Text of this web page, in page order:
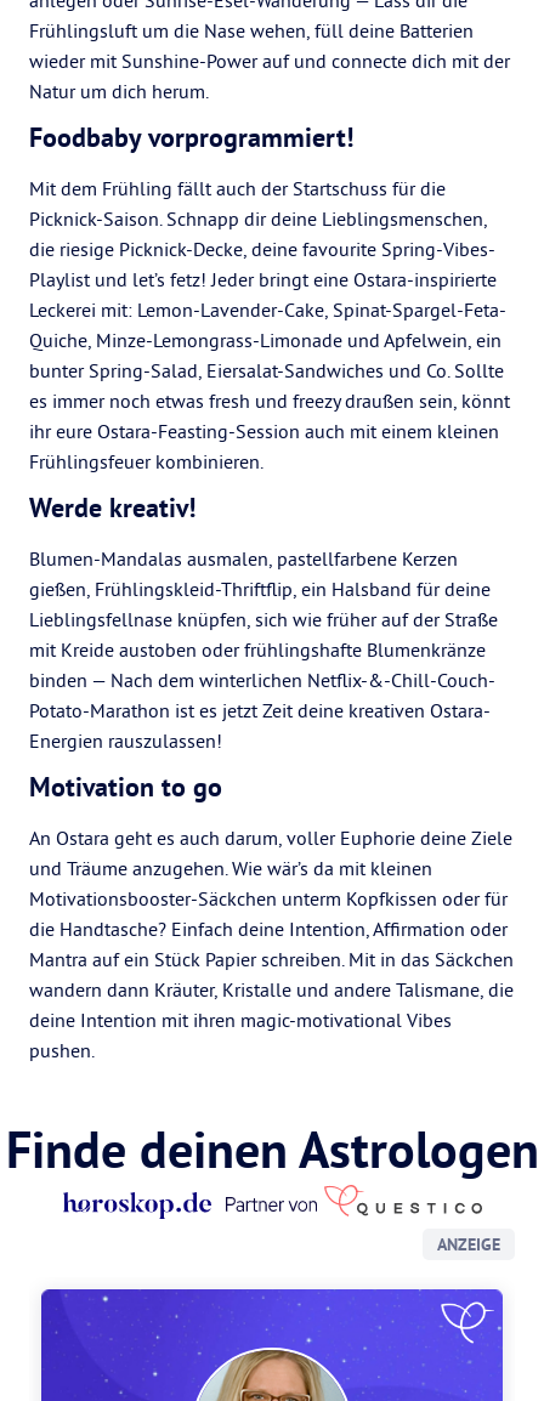
Frühlingsluft um die Nase wehen, füll deine Batterien
wieder mit Sunshine-Power auf und connecte dich mit der
Natur um dich herum.
Foodbaby vorprogrammiert!
Mit dem Frühling fällt auch der Startschuss für die
Picknick-Saison. Schnapp dir deine Lieblingsmenschen,
die riesige Picknick-Decke, deine favourite Spring-Vibes-
Playlist und let’s fetz! Jeder bringt eine Ostara-inspirierte
Leckerei mit: Lemon-Lavender-Cake, Spinat-Spargel-Feta-
Quiche, Minze-Lemongrass-Limonade und Apfelwein, ein
bunter Spring-Salad, Eiersalat-Sandwiches und Co. Sollte
es immer noch etwas fresh und freezy draußen sein, könnt
ihr eure Ostara-Feasting-Session auch mit einem kleinen
Frühlingsfeuer kombinieren.
Werde kreativ!
Blumen-Mandalas ausmalen, pastellfarbene Kerzen
gießen, Frühlingskleid-Thriftflip, ein Halsband für deine
Lieblingsfellnase knüpfen, sich wie früher auf der Straße
mit Kreide austoben oder frühlingshafte Blumenkränze
binden — Nach dem winterlichen Netflix-&-Chill-Couch-
Potato-Marathon ist es jetzt Zeit deine kreativen Ostara-
Energien rauszulassen!
Motivation to go
An Ostara geht es auch darum, voller Euphorie deine Ziele
und Träume anzugehen. Wie wär’s da mit kleinen
Motivationsbooster-Säckchen unterm Kopfkissen oder für
die Handtasche? Einfach deine Intention, Affirmation oder
Mantra auf ein Stück Papier schreiben. Mit in das Säckchen
wandern dann Kräuter, Kristalle und andere Talismane, die
deine Intention mit ihren magic-motivational Vibes
pushen.
Finde deinen Astrologen
ANZEIGE